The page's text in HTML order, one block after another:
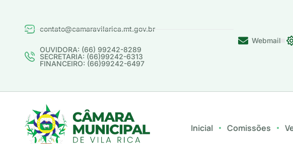
contato@camaravilarica.mt.gov.br
OUVIDORA: (66) 99242-8289
SECRETARIA: (66)99242-6313
FINANCEIRO: (66)99242-6497
Webmail
Inicial Comissões